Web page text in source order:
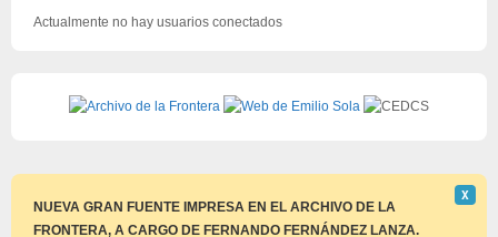
Actualmente no hay usuarios conectados
NUEVA GRAN FUENTE IMPRESA EN EL ARCHIVO DE LA
FRONTERA, A CARGO DE FERNANDO FERNÁNDEZ LANZA.
este
Χ